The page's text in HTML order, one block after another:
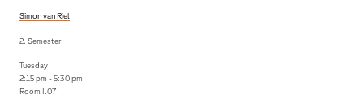
Simon van Riel
2. Semester
Tuesday
2:15 pm - 5:30 pm
Room I.07